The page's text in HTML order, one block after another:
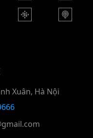
Xuân, Hà Nội